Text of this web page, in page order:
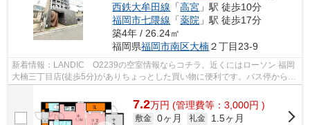
西鉄大牟田線 「高宮 」駅 徒歩10分
福岡市七隈線 「薬院 」駅 徒歩17分
築4年 / 26.24㎡
福岡県福岡市南区大楠２丁目23-9
新着情報：LANDIC O2239の空室情報ならコチラ。近くにはローソン 福岡
大楠三丁目店(徒歩5分)がありちょっとした買い物に便利です。バス停から徒
歩3分以内で移動にあまり時間がかかり...
7.2万円 (管理費等：3,000円 )
敷金 0ヶ月 礼金
1.5ヶ月